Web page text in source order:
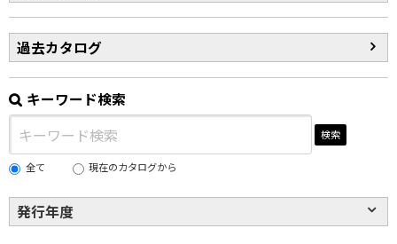
過去カタログ
キーワード検索
検索
全て 現在のカタログから
発行年度